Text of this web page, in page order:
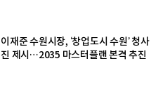
이재준 수원시장, ‘창업도시 수원’ 청사
진 제시…2035 마스터플랜 본격 추진